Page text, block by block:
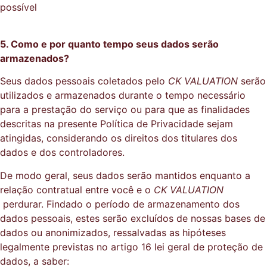
possível
5. Como e por quanto tempo seus dados serão
armazenados?
Seus dados pessoais coletados pelo CK VALUATION serão
utilizados e armazenados durante o tempo necessário
para a prestação do serviço ou para que as finalidades
descritas na presente Política de Privacidade sejam
atingidas, considerando os direitos dos titulares dos
dados e dos controladores.
De modo geral, seus dados serão mantidos enquanto a
relação contratual entre você e o CK VALUATION
perdurar. Findado o período de armazenamento dos
dados pessoais, estes serão excluídos de nossas bases de
dados ou anonimizados, ressalvadas as hipóteses
legalmente previstas no artigo 16 lei geral de proteção de
dados, a saber: